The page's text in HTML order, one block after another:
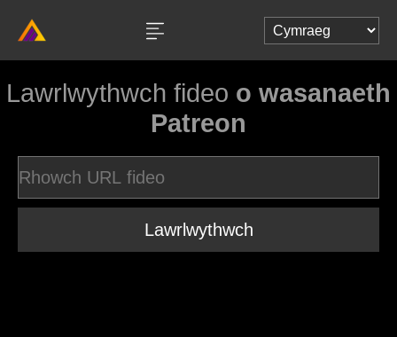
Lawrlwythwch fideo o wasanaeth
Patreon
Lawrlwythwch